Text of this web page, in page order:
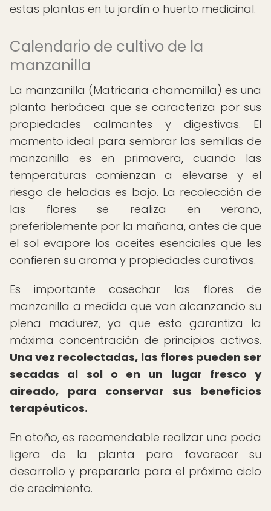
estas plantas en tu jardín o huerto medicinal.
Calendario de cultivo de la
manzanilla
La manzanilla (Matricaria chamomilla) es una
planta herbácea que se caracteriza por sus
propiedades calmantes y digestivas. El
momento ideal para sembrar las semillas de
manzanilla es en primavera, cuando las
temperaturas comienzan a elevarse y el
riesgo de heladas es bajo. La recolección de
las flores se realiza en verano,
preferiblemente por la mañana, antes de que
el sol evapore los aceites esenciales que les
confieren su aroma y propiedades curativas.
Es importante cosechar las flores de
manzanilla a medida que van alcanzando su
plena madurez, ya que esto garantiza la
máxima concentración de principios activos.
Una vez recolectadas, las flores pueden ser
secadas al sol o en un lugar fresco y
aireado, para conservar sus beneficios
terapéuticos.
En otoño, es recomendable realizar una poda
ligera de la planta para favorecer su
desarrollo y prepararla para el próximo ciclo
de crecimiento.